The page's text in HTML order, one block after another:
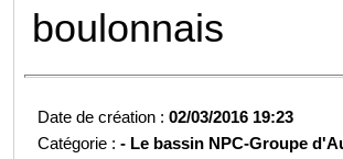
boulonnais
Date de création :02/03/2016 19:23
Catégorie :- Le bassin NPC-Groupe